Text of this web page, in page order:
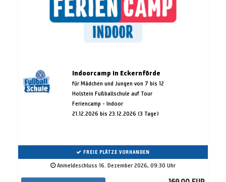
Indoorcamp in Eckernförde
für Mädchen und Jungen von 7 bis 12
Holstein Fußballschule auf Tour
Feriencamp - Indoor
21.12.2026 bis 23.12.2026 (3 Tage)
FREIE PLÄTZE VORHANDEN
Anmeldeschluss 16. Dezember 2026, 09:30 Uhr